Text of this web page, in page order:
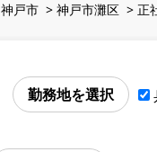
神戸市 > 神戸市灘区 > 正
勤務地を選択